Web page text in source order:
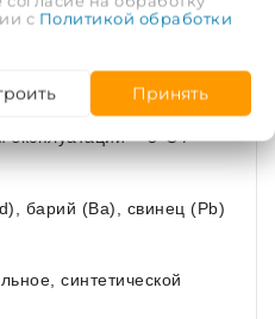
Поливинилхлорид
эксплуатации -5°С /
барий (Ba), свинец (Pb)
синтетической
с Политикой обработки
Принять